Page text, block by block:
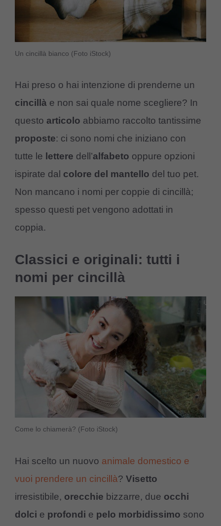
Un cincillà bianco (Foto iStock)
Hai preso o hai intenzione di prenderne un
cincillà e non sai quale nome scegliere? In
questo articolo abbiamo raccolto tantissime
proposte: ci sono nomi che iniziano con
tutte le lettere dell’alfabeto oppure opzioni
ispirate dal colore del mantello del tuo pet.
Non mancano i nomi per coppie di cincillà;
spesso questi pet vengono adottati in
coppia.
Classici e originali: tutti i
nomi per cincillà
Come lo chiamerà? (Foto iStock)
Hai scelto un nuovo animale domestico e
vuoi prendere un cincillà? Visetto
irresistibile, orecchie bizzarre, due occhi
dolci e profondi e pelo morbidissimo sono